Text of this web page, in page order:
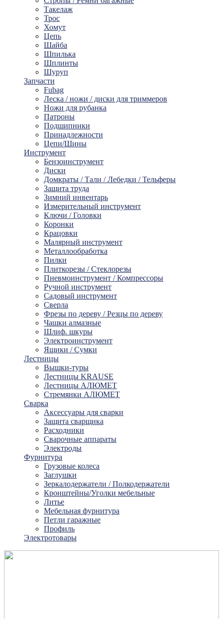
Такелaж
Трос
Хомут
Цепь
Шайбa
Шпилька
Шплинты
Шуруп
Запчасти
Fubag
Леска / ножи / диски для триммеров
Ножи для рубанка
Патроны
Подшипники
Принадлежности
Цепи/Шины
Инструмент
Бензоинструмент
Диски
Домкраты / Тали / Лебедки / Тельферы
Защита труда
Зимний инвентарь
Измерительный инструмент
Ключи / Головки
Коронки
Крацовки
Малярный инструмент
Металлообработка
Пилки
Плиткорезы / Стеклорезы
Пневмоинструмент / Компрессоры
Ручной инструмент
Садовый инструмент
Сверла
Фрезы по дереву / Резцы по дереву
Чашки алмазные
Шлиф. шкуры
Электроинструмент
Ящики / Сумки
Лестницы
Вышки-туры
Лестницы KRAUSE
Лестницы АЛЮМЕТ
Стремянки АЛЮМЕТ
Сварка
Аксессуары для сварки
Защита сварщика
Расходники
Сварочные аппараты
Электроды
Фурнитура
Грузовые колеса
Заглушки
Зеркалодержатели / Полкодержатели
Кронштейны/Уголки мебельные
Литье
Мебельная фурнитура
Петли гаражные
Профиль
Электротовары